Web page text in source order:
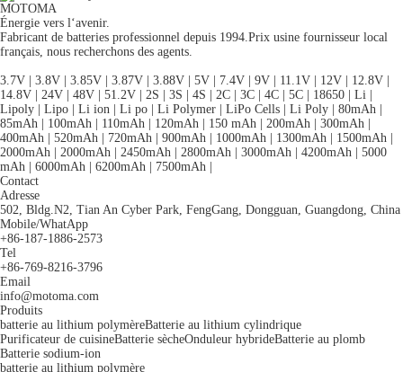
MOTOMA
Énergie vers l‘avenir.
Fabricant de batteries professionnel depuis 1994.Prix ​​usine fournisseur local
français, nous recherchons des agents.
3.7V | 3.8V | 3.85V | 3.87V | 3.88V | 5V | 7.4V | 9V | 11.1V | 12V | 12.8V |
14.8V | 24V | 48V | 51.2V | 2S | 3S | 4S | 2C | 3C | 4C | 5C | 18650 | Li |
Lipoly | Lipo | Li ion | Li po | Li Polymer | LiPo Cells | Li Poly | 80mAh |
85mAh | 100mAh | 110mAh | 120mAh | 150 mAh | 200mAh | 300mAh |
400mAh | 520mAh | 720mAh | 900mAh | 1000mAh | 1300mAh | 1500mAh |
2000mAh | 2000mAh | 2450mAh | 2800mAh | 3000mAh | 4200mAh | 5000
mAh | 6000mAh | 6200mAh | 7500mAh |
Contact
Adresse
502, Bldg.N2, Tian An Cyber Park, FengGang, Dongguan, Guangdong, China
Mobile/WhatApp
+86-187-1886-2573
Tel
+86-769-8216-3796
Email
info@motoma.com
Produits
batterie au lithium polymèreBatterie au lithium cylindrique
Purificateur de cuisineBatterie sècheOnduleur hybrideBatterie au plomb
Batterie sodium-ion
batterie au lithium polymère